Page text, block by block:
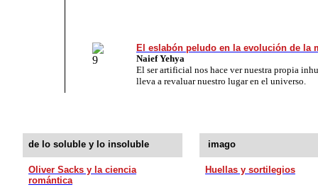
El eslabón peludo en la evolución de la
Naief Yehya
El ser artificial nos hace ver nuestra propia
lleva a revaluar nuestro lugar en el universo.
de lo soluble y lo insoluble imago
Oliver Sacks y la ciencia
romántica
Huellas y sortilegios